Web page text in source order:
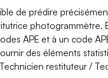
de prédire
photogrammètre.
APE et à un code
des éléments
restituteur /